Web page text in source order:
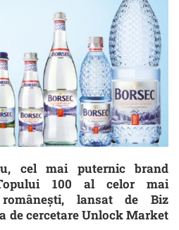
cel mai puternic brand
100 al celor mai
lansat de Biz
de cercetare Unlock Market